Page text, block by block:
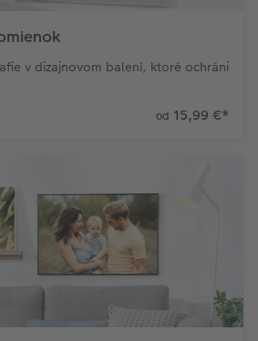
v dizajnovom balení, ktoré ochráni
od 15,99 €*